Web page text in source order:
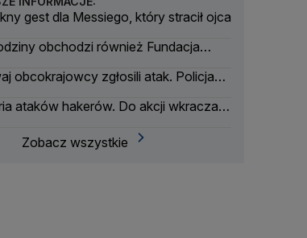
gest dla Messiego, który stracił ojca
obchodzi również Fundacja
obcokrajowcy zgłosili atak. Policja
ataków hakerów. Do akcji wkracza
Zobacz wszystkie